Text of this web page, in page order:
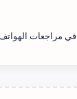
الهواتف